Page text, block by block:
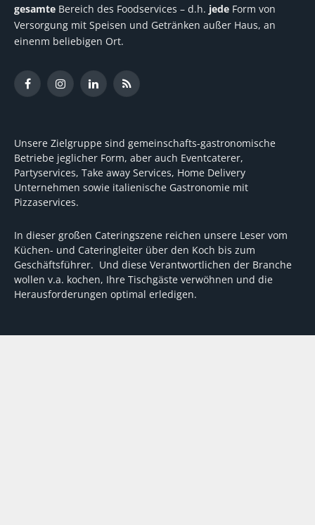
gesamte Bereich des Foodservices – d.h. jede Form von
Versorgung mit Speisen und Getränken außer Haus, an
einenm beliebigen Ort.
FacebookInstagramLinkedInRSS
Unsere Zielgruppe sind gemeinschafts-gastronomische
Betriebe jeglicher Form, aber auch Eventcaterer,
Partyservices, Take away Services, Home Delivery
Unternehmen sowie italienische Gastronomie mit
Pizzaservices.
In dieser großen Cateringszene reichen unsere Leser vom
Küchen- und Cateringleiter über den Koch bis zum
Geschäftsführer. Und diese Verantwortlichen der Branche
wollen v.a. kochen, Ihre Tischgäste verwöhnen und die
Herausforderungen optimal erledigen.